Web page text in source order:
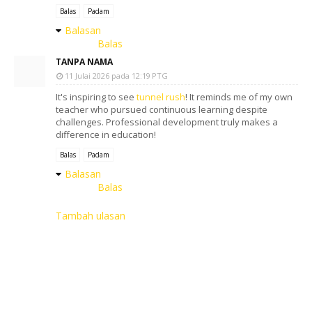
Balas Padam
Balasan
Balas
TANPA NAMA
11 Julai 2026 pada 12:19 PTG
It's inspiring to see tunnel rush! It reminds me of my own
teacher who pursued continuous learning despite
challenges. Professional development truly makes a
difference in education!
Balas Padam
Balasan
Balas
Tambah ulasan